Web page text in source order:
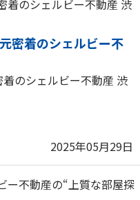
密着のシェルビー不
着のシェルビー不動産 渋
2025年05月29日